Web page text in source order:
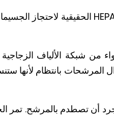
من شبكة الألياف
المرشحات بانتظام لأنها
أن تصطدم بالمرشح. تمر